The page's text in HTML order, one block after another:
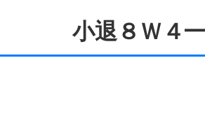
小退８Ｗ４